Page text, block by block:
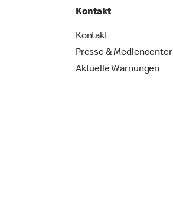
Kontakt
Kontakt
Presse & Mediencenter
Aktuelle Warnungen